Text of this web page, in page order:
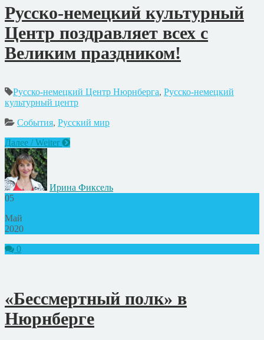
Русско-немецкий культурный
Центр поздравляет всех с
Великим праздником!
Русско-немецкий Центр Нюрнберга, Русско-немецкий
культурный центр
События, Русский мир
Далее / Weiter
Ирина Фиксель
05
Май
2020
0
«Бессмертный полк» в
Нюрнберге